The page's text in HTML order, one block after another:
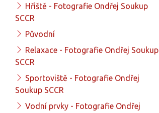
Hřiště - Fotografie Ondřej Soukup
SCCR
Původní
Relaxace - Fotografie Ondřej Soukup
SCCR
Sportoviště - Fotografie Ondřej
Soukup SCCR
Vodní prvky - Fotografie Ondřej